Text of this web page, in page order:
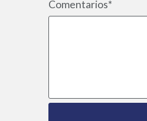
Comentarios*